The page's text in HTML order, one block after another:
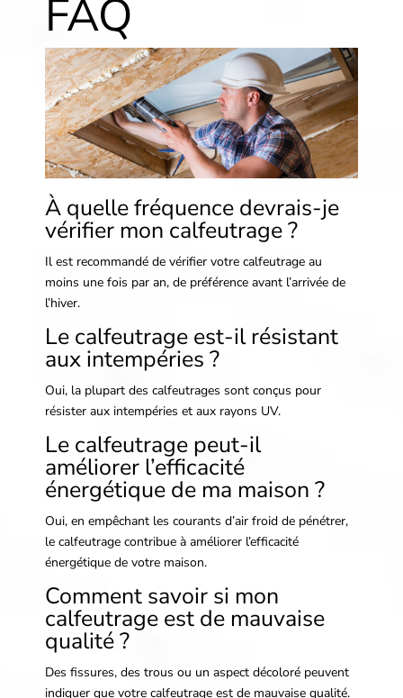
FAQ
À quelle fréquence devrais-je
vérifier mon calfeutrage ?
Il est recommandé de vérifier votre calfeutrage au
moins une fois par an, de préférence avant l’arrivée de
l’hiver.
Le calfeutrage est-il résistant
aux intempéries ?
Oui, la plupart des calfeutrages sont conçus pour
résister aux intempéries et aux rayons UV.
Le calfeutrage peut-il
améliorer l’efficacité
énergétique de ma maison ?
Oui, en empêchant les courants d’air froid de pénétrer,
le calfeutrage contribue à améliorer l’efficacité
énergétique de votre maison.
Comment savoir si mon
calfeutrage est de mauvaise
qualité ?
Des fissures, des trous ou un aspect décoloré peuvent
indiquer que votre calfeutrage est de mauvaise qualité.